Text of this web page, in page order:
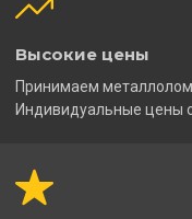
Высокие цены
Принимаем
Индивидуальные цены